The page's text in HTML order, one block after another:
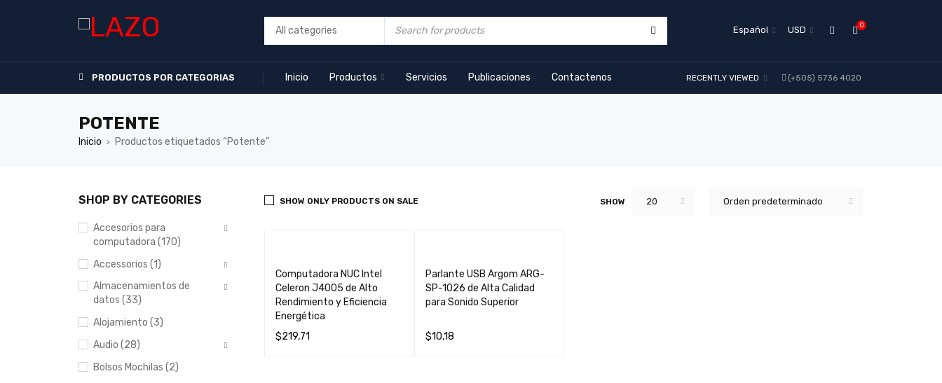
0
USD
Español
PRODUCTOS POR CATEGORIAS Inicio Productos Servicios Publicaciones Contactenos (+505) 5736 4020
RECENTLY VIEWED
POTENTE
Inicio › Productos etiquetados “Potente”
SHOP BY CATEGORIES
Accesorios para
computadora (170)
Accessorios (1)
Almacenamientos de
datos (33)
Alojamiento (3)
Audio (28)
Bolsos Mochilas (2)
Orden predeterminado
SHOW 20
SHOW ONLY PRODUCTS ON SALE
Computadora NUC Intel
Celeron J4005 de Alto
Rendimiento y Eficiencia
Energética
$219,71
Parlante USB Argom ARG-
SP-1026 de Alta Calidad
para Sonido Superior
$10,18